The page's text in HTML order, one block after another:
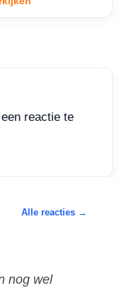
reactie te
Alle reacties →
nog wel